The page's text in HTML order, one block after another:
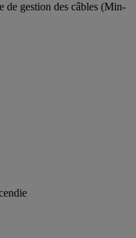
de gestion des câbles (Min-